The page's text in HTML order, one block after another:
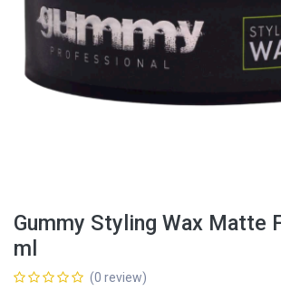
Gummy Styling Wax Matte
ml
(0 review)